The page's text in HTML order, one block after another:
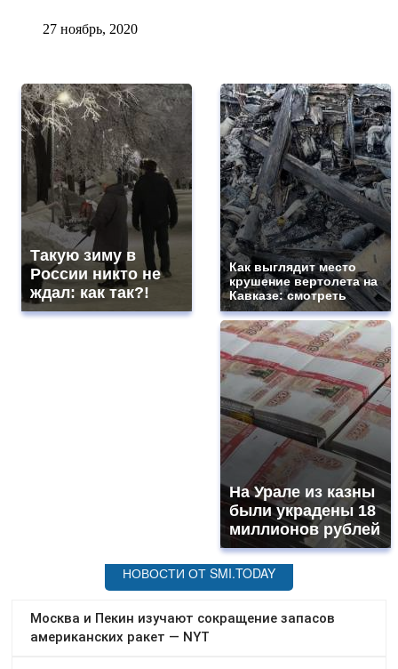
27 ноябрь, 2020
Такую зиму в
России никто не
ждал: как так?!
Как выглядит место
крушение вертолета на
Кавказе: смотреть
На Урале из казны
были украдены 18
миллионов рублей